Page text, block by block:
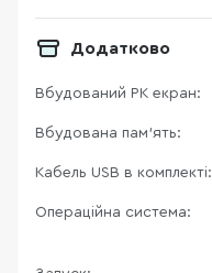
Додатково
Вбудований РК екран:
Вбудована пам'ять:
Кабель USB в комплекті:
Операційна система: